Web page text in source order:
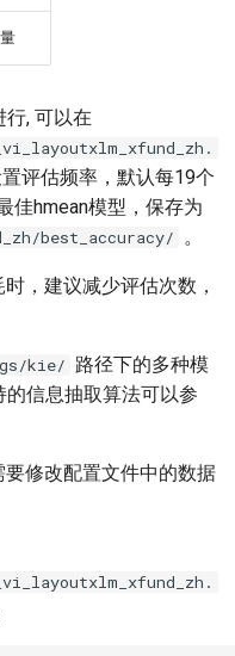
行, 可以在
评估频率，默认每19个
佳hmean模型，保存为
best_accuracy/ 。
，建议减少评估次数，
kie/ 路径下的多种模
的信息抽取算法可以参
修改配置文件中的数据